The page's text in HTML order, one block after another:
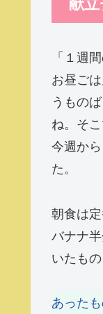
「１週
お昼ご
うもの
ね。そ
今週か
た。
朝食は定
バナナ
いたも
あった